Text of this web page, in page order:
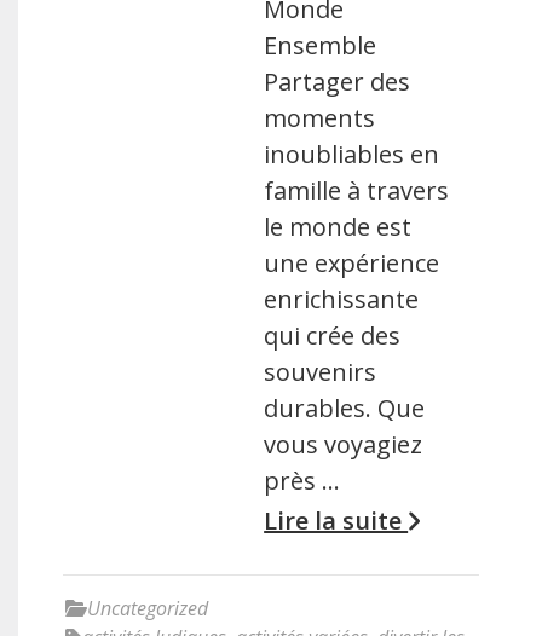
Monde
Ensemble
Partager des
moments
inoubliables en
famille à travers
le monde est
une expérience
enrichissante
qui crée des
souvenirs
durables. Que
vous voyagiez
près …
Lire la suite
Uncategorized